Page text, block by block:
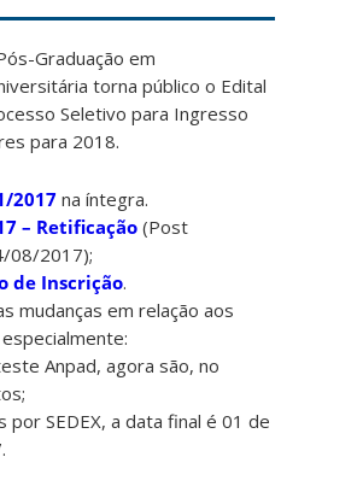
Graduação em
torna público o Edital
Seletivo para Ingresso
para 2018.
2017 na íntegra.
– Retificação(Post
08/2017);
de Inscrição.
mudanças em relação aos
Anpad, agora são, no
por SEDEX, a data final é 01 de